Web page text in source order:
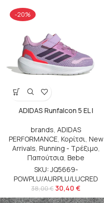
ADIDAS Runfalcon 5 EL I
brands, ADIDAS
PERFORMANCE, Κορίτσι, New
Arrivals, Running - Τρέξιμο,
Παπούτσια, Bebe
SKU: JQ5669-
POWPLU/AURPLU/LUCRED
38,00€30,40 €
-20%